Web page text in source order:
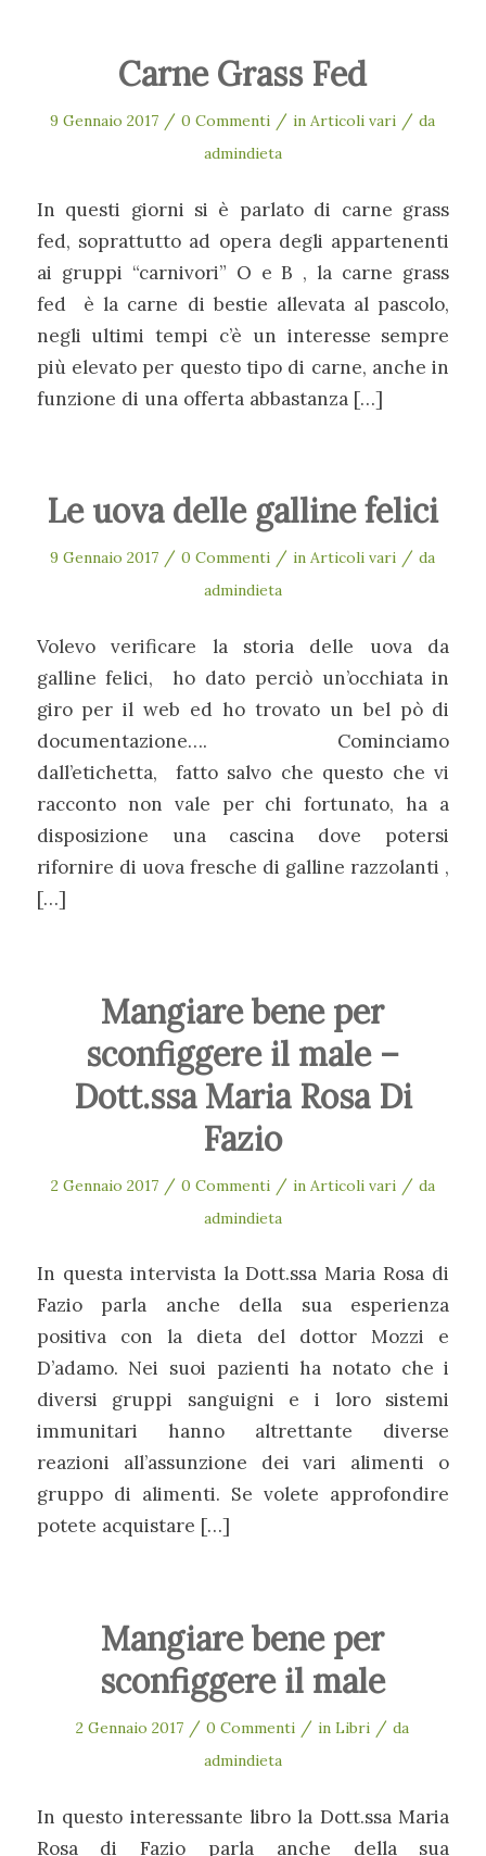
Carne Grass Fed
9 Gennaio 2017 / 0 Commenti / inArticoli vari / da
admindieta
In questi giorni si è parlato di carne grass
fed, soprattutto ad opera degli appartenenti
ai gruppi “carnivori” O e B , la carne grass
fed è la carne di bestie allevata al pascolo,
negli ultimi tempi c’è un interesse sempre
più elevato per questo tipo di carne, anche in
funzione di una offerta abbastanza […]
Le uova delle galline felici
9 Gennaio 2017 / 0 Commenti / inArticoli vari / da
admindieta
Volevo verificare la storia delle uova da
galline felici, ho dato perciò un’occhiata in
giro per il web ed ho trovato un bel pò di
documentazione…. Cominciamo
dall’etichetta, fatto salvo che questo che vi
racconto non vale per chi fortunato, ha a
disposizione una cascina dove potersi
rifornire di uova fresche di galline razzolanti ,
[…]
Mangiare bene per
sconfiggere il male –
Dott.ssa Maria Rosa Di
Fazio
2 Gennaio 2017 / 0 Commenti / in Articoli vari / da
admindieta
In questa intervista la Dott.ssa Maria Rosa di
Fazio parla anche della sua esperienza
positiva con la dieta del dottor Mozzi e
D’adamo. Nei suoi pazienti ha notato che i
diversi gruppi sanguigni e i loro sistemi
immunitari hanno altrettante diverse
reazioni all’assunzione dei vari alimenti o
gruppo di alimenti. Se volete approfondire
potete acquistare […]
Mangiare bene per
sconfiggere il male
2 Gennaio 2017 / 0 Commenti / inLibri / da
admindieta
In questo interessante libro la Dott.ssa Maria
Rosa di Fazio parla anche della sua